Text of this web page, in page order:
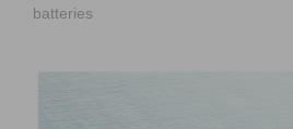
batteries